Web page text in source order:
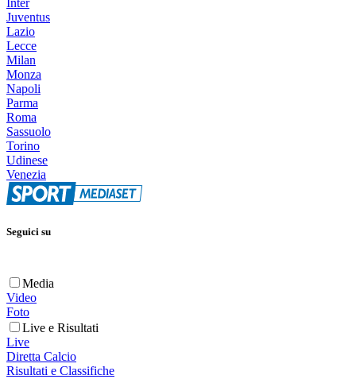
Juventus
Lazio
Lecce
Milan
Monza
Napoli
Parma
Roma
Sassuolo
Torino
Udinese
Venezia
Seguici su
Media
Video
Foto
Live e Risultati
Live
Diretta Calcio
Risultati e Classifiche